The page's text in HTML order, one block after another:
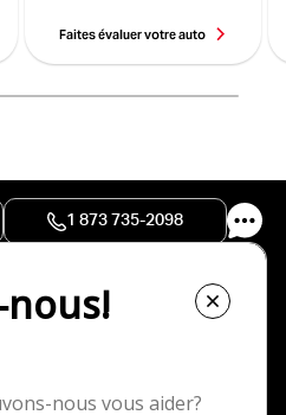
Faites évaluer votre auto
1 873 735-2098